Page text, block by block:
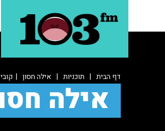
דף הבית | תוכניות | אילה חסון |
אילה